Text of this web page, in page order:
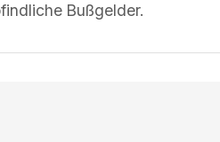
Bußgelder.